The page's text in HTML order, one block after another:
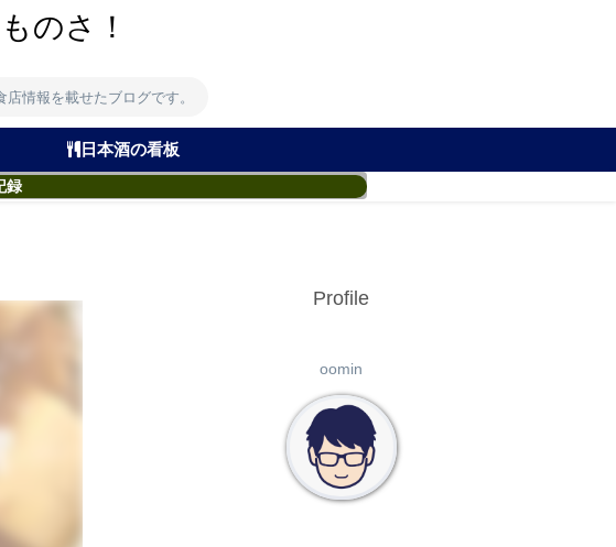
のさ！
情報を載せたブログです。
日本酒の看板
録
Profile
oomin